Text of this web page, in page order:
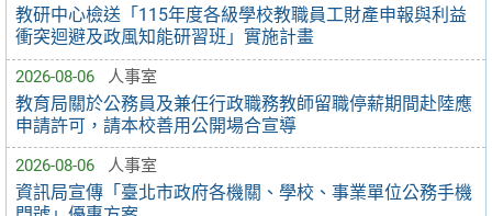
教研中心檢送「115年度各級學校教職員工財產申報與利益
衝突迴避及政風知能研習班」實施計畫
2026-08-06 人事室
教育局關於公務員及兼任行政職務教師留職停薪期間赴陸應
申請許可，請本校善用公開場合宣導
2026-08-06 人事室
資訊局宣傳「臺北市政府各機關、學校、事業單位公務手機